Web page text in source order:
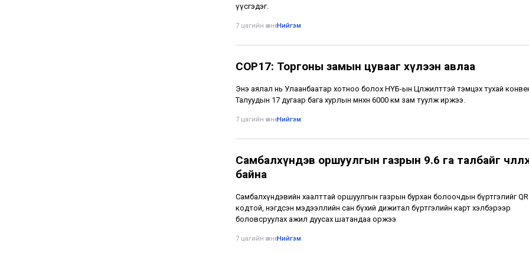
үүсгэдэг.
7 цагийн өмнө•Нийгэм
COP17: Торгоны замын цувааг хүлээн авлаа
Энэ аялал нь Улаанбаатар хотноо болох НҮБ-ын Цөлжилттэй тэмцэх тухай
Талуудын 17 дугаар бага хурлын өмнөхөн 6000 км зам туулж иржээ.
7 цагийн өмнө•Нийгэм
Самбалхүндэв оршуулгын газрын 9.6 га талбайг
байна
Самбалхүндэвийн хаалттай оршуулгын газрын бурхан болоочдын бүртгэлийг QR
кодтой, нэгдсэн мэдээллийн сан бүхий дижитал бүртгэлийн карт хэлбэрээр
боловсруулах ажил дуусах шатандаа оржээ
7 цагийн өмнө•Нийгэм